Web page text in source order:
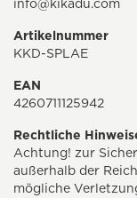
info@kikadu.com
Artikelnummer
KKD-SPLAE
EAN
4260711125942
Rechtliche
Achtung! zur
außerhalb der
mögliche